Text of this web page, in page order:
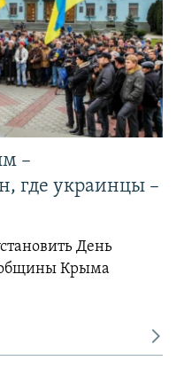
–
где украинцы –
День
Крыма